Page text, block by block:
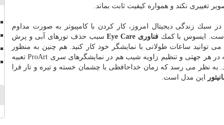
تغییری نكند و همواره كیفیت ثابت بماند.
زندگی دیجیتال امروز، كار كردن با كامپیوتر به صورت مداوم
است. ایسوس با كمكفناوری Eye Careسبب حذف نورهای آبی و پرش
ساعات طولانی با نمایشگر خود كار كنید. هم چنین به منظور
حفظ ارگونومی و راحتی در هنگام كار، امكان تنظیم ارتفاع، گردش صفحه در هر جهتی و تنظیم زاویه شیب هم در نمایشگرهای سری ProArt تعبیه
نظر می رسد كه زمان خداحافظی با چشمان خسته و تیره و تار فرا
این مدل است.